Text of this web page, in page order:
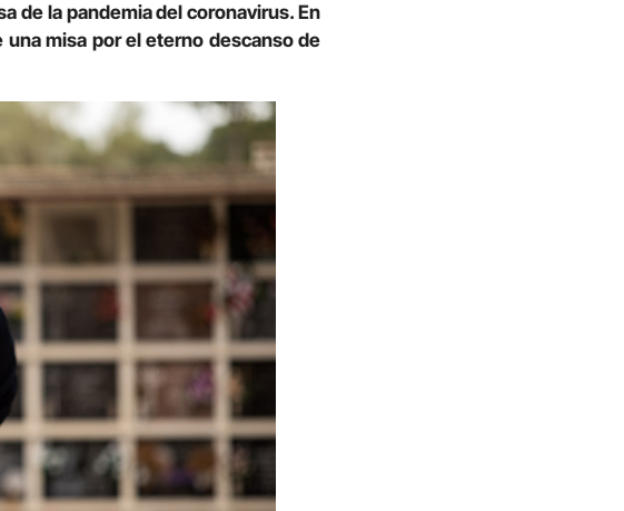
de la pandemia del coronavirus. En
misa por el eterno descanso de